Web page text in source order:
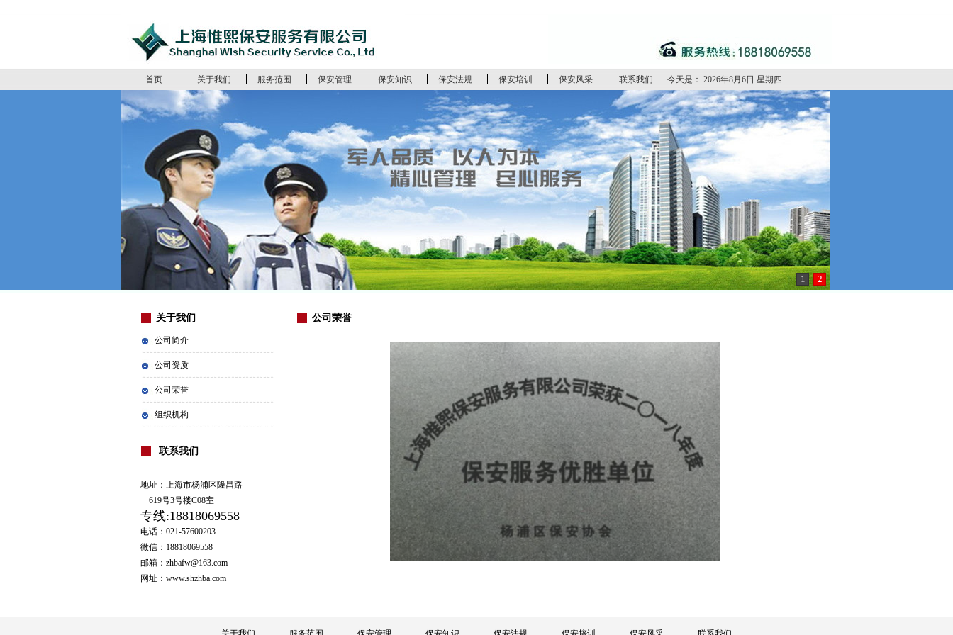
首页 关于我们 服务范围 保安管理 保安知识 保安法规 保安培训 保安风采 联系我们 今天是： 2026年8月6日 星期四
1 2
关于我们
公司简介
公司资质
公司荣誉
组织机构
联系我们
地址：上海市杨浦区隆昌路
619号3号楼C08室
专线:18818069558
电话：021-57600203
微信：18818069558
邮箱：zhbafw@163.com
网址：www.shzhba.com
公司荣誉